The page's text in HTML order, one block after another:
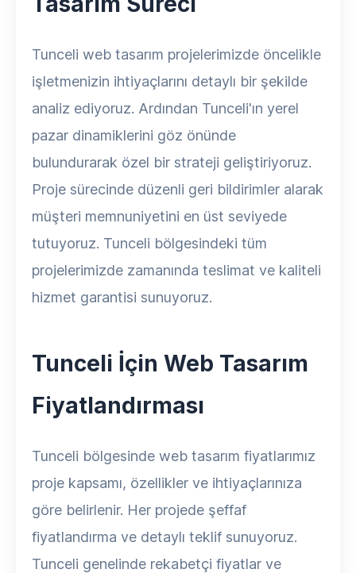
Tunceli web tasarım projelerimizde öncelikle
işletmenizin ihtiyaçlarını detaylı bir şekilde
analiz ediyoruz. Ardından Tunceli'ın yerel
pazar dinamiklerini göz önünde
bulundurarak özel bir strateji geliştiriyoruz.
Proje sürecinde düzenli geri bildirimler alarak
müşteri memnuniyetini en üst seviyede
tutuyoruz. Tunceli bölgesindeki tüm
projelerimizde zamanında teslimat ve kaliteli
hizmet garantisi sunuyoruz.
Tunceli İçin Web Tasarım
Fiyatlandırması
Tunceli bölgesinde web tasarım fiyatlarımız
proje kapsamı, özellikler ve ihtiyaçlarınıza
göre belirlenir. Her projede şeffaf
fiyatlandırma ve detaylı teklif sunuyoruz.
Tunceli genelinde rekabetçi fiyatlar ve